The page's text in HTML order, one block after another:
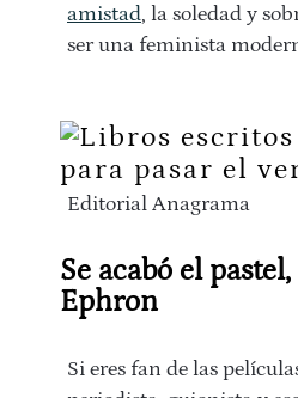
amistad, la soledad y
ser una feminista
Editorial Anagrama
Se acabó el
Ephron
Si eres fan de las